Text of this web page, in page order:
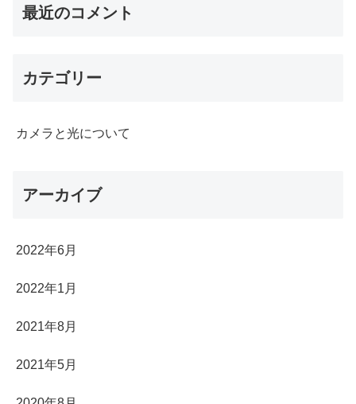
最近のコメント
カテゴリー
カメラと光について
アーカイブ
2022年6月
2022年1月
2021年8月
2021年5月